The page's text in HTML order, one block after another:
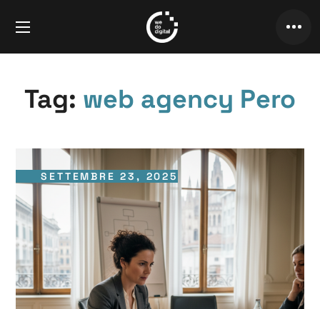
Tag: web agency Pero
SETTEMBRE 23, 2025